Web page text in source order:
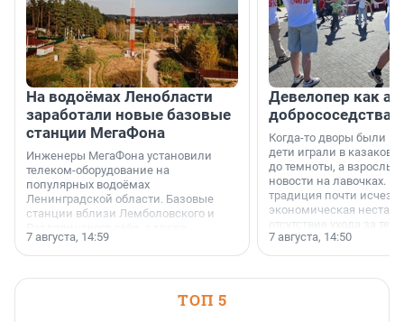
На водоёмах Ленобласти
заработали новые базовые
станции МегаФона
Инженеры МегаФона установили
телеком-оборудование на
популярных водоёмах
Ленинградской области. Базовые
станции вблизи Лемболовского и
недалеко от Большого Тосненского
водопада.
7 августа, 14:59
Девелопер как
добрососедства
Когда-то дворы были
дети играли в казаков-
до темноты, а
новости на лавочках. В
традиция почти
экономическая
отсутствие ухода за
сделали своё дело.
7 августа, 14:50
ТОП 5